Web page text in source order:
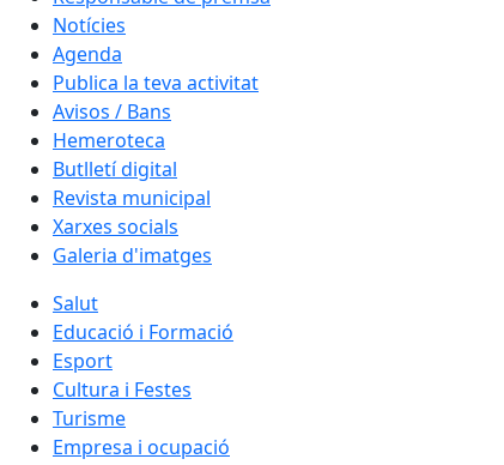
Notícies
Agenda
Publica la teva activitat
Avisos / Bans
Hemeroteca
Butlletí digital
Revista municipal
Xarxes socials
Galeria d'imatges
Salut
Educació i Formació
Esport
Cultura i Festes
Turisme
Empresa i ocupació